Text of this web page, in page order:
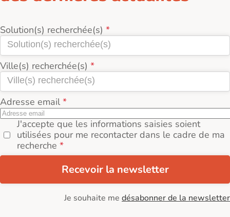
Solution(s) recherchée(s)
Ville(s) recherchée(s)
Adresse email
J'accepte que les informations saisies soient
utilisées pour me recontacter dans le cadre de ma
recherche
Recevoir la newsletter
Je souhaite me désabonner de la newsletter